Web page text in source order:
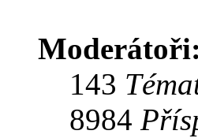
Moderátoři:
143
8984